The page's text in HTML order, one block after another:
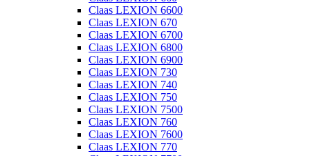
Claas LEXION 6600
Claas LEXION 670
Claas LEXION 6700
Claas LEXION 6800
Claas LEXION 6900
Claas LEXION 730
Claas LEXION 740
Claas LEXION 750
Claas LEXION 7500
Claas LEXION 760
Claas LEXION 7600
Claas LEXION 770